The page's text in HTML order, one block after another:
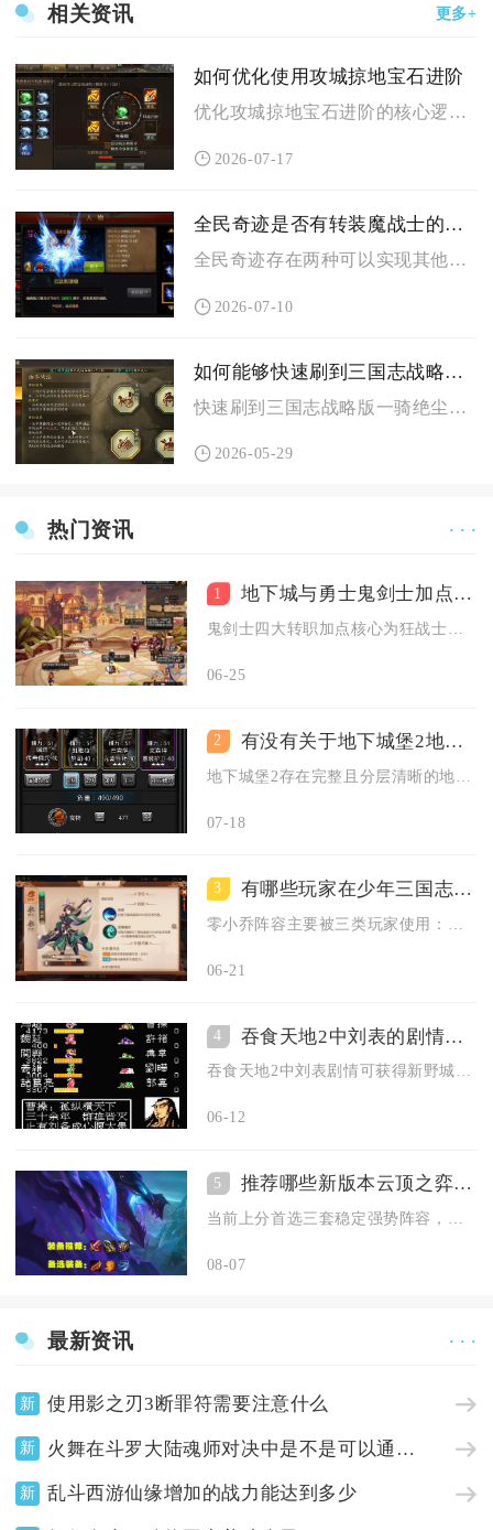
相关资讯 更多+
如何优化使用攻城掠地宝石进阶
优化攻城掠地宝石进阶的核心逻辑是遵循阶梯养成、分阶段分配资源...
2026-07-17
全民奇迹是否有转装魔战士的方法
全民奇迹存在两种可以实现其他职业装备转为魔战士可用装备的完整...
2026-07-10
如何能够快速刷到三国志战略版一骑绝尘
快速刷到三国志战略版一骑绝尘的核心，是开局精准规划、极限提速...
2026-05-29
热门资讯 · · ·
1 地下城与勇士鬼剑士加点该选择哪些职业技能
06-25
2 有没有关于地下城堡2地下城副本的攻略指南
07-18
3 有哪些玩家在少年三国志中使用过零小乔阵容
06-21
4 吞食天地2中刘表的剧情可以获得哪些奖励
吞食天地2中刘表剧情可获得新野城控制权、的卢马、刘表遗诏、铜...
06-12
5 推荐哪些新版本云顶之弈阵容
当前上分首选三套稳定强势阵容，分别为重骑法师体系、星神阿卡丽...
08-07
最新资讯 · · ·
新 使用影之刃3断罪符需要注意什么
新 火舞在斗罗大陆魂师对决中是不是可以通过天赋来增加一速
新 乱斗西游仙缘增加的战力能达到多少